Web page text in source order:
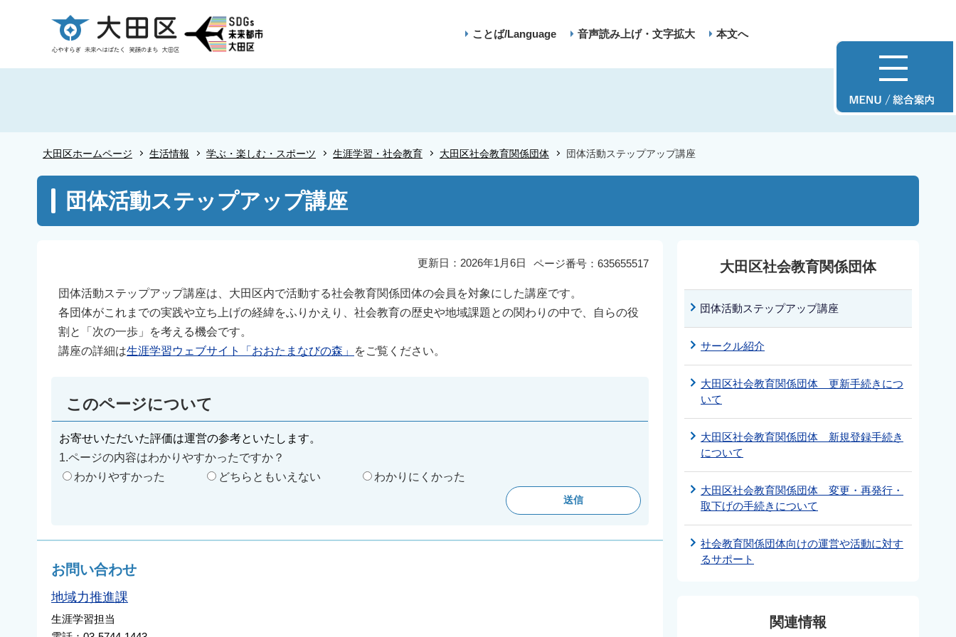
ー
ことば/Language 音声読み上げ・文字拡大 本文へ
大田区ホームページ 生活情報 学ぶ・楽しむ・スポーツ 生涯学習・社会教育 大田区社会教育関係団体 団体活動ステップアップ講座
こ
団体活動ステップアップ講座
ページ番号：635655517
更新日：2026年1月6日
団体活動ステップアップ講座は、大田区内で活動する社会教育関係団体の会員を対象にした講座です。
各団体がこれまでの実践や立ち上げの経緯をふりかえり、社会教育の歴史や地域課題との関わりの中で、自らの役
割と「次の一歩」を考える機会です。
講座の詳細は生涯学習ウェブサイト「おおたまなびの森」 をご覧ください。
このページについて
お寄せいただいた評価は運営の参考といたします。
1.ページの内容はわかりやすかったですか？
わかりやすかった
どちらともいえない わかりにくかった
お問い合わせ
地域力推進課
生涯学習担当
大田区社会教育関係団体
団体活動ステップアップ講座
サークル紹介
大田区社会教育関係団体 更新手続きにつ
いて
大田区社会教育関係団体 新規登録手続き
について
大田区社会教育関係団体 変更・再発行・
取下げの手続きについて
社会教育関係団体向けの運営や活動に対す
るサポート
関連情報